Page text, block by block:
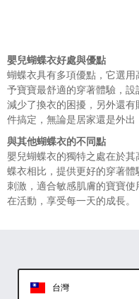
嬰兒蝴蝶衣好處與優點
蝴蝶衣具有多項優點，它選用
予寶寶最舒適的穿著體驗，設
減少了換衣的困擾， 另外還
件搞定 ，無論是居家還是外
與其他蝴蝶衣的不同點
嬰兒蝴蝶衣的獨特之處在於
蝶衣相比，提供更好的穿著體
刺激，適合敏感肌膚的寶寶
在活動，享受每一天的成長。
台灣